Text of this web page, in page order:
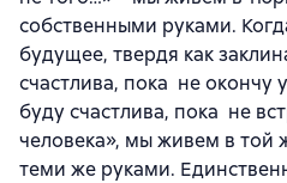
собственными руками.
будущее, твердя как
счастлива, пока не окончу
буду счастлива, пока не
человека», мы живем в той
теми же руками.